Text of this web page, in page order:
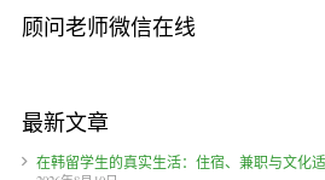
顾问老师微信在线
最新文章
在韩留学生的真实生活：住宿、兼职与文化